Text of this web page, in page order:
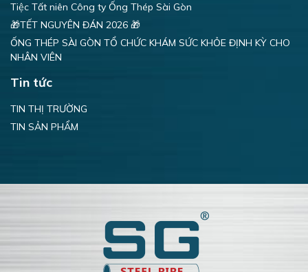
Tiệc Tất niên Công ty Ống Thép Sài Gòn
🎁TẾT NGUYÊN ĐÁN 2026 🎁
ỐNG THÉP SÀI GÒN TỔ CHỨC KHÁM SỨC KHỎE ĐỊNH KỲ CHO
NHÂN VIÊN
Tin tức
TIN THỊ TRƯỜNG
TIN SẢN PHẨM